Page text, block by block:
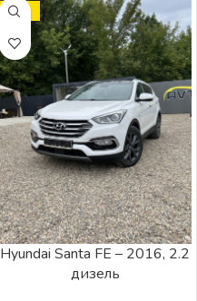
SALE
Hyundai Santa FE – 2016, 2.2
дизель